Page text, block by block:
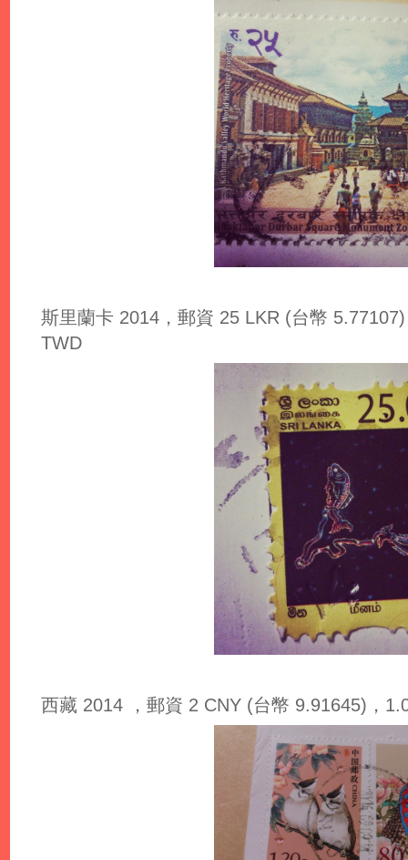
斯里蘭卡 2014，郵資 25 LKR (台幣
TWD
西藏 2014 ，郵資 2 CNY (台幣 9.91645)，